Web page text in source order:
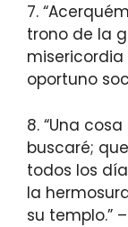
7.
trono de la
oportuno
8. “Una
buscaré;
todos los
la
su templo.”